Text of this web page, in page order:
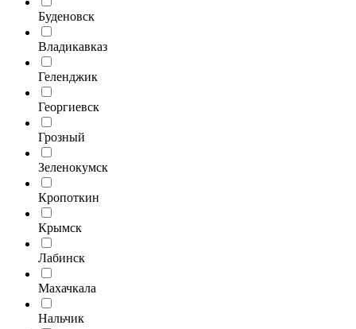
Буденовск
Владикавказ
Геленджик
Георгиевск
Грозный
Зеленокумск
Кропоткин
Крымск
Лабинск
Махачкала
Нальчик